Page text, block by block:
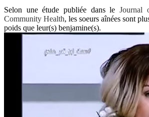
Selon une étude publiée dans le Journal
Community Health, les soeurs aînées sont
poids que leur(s) benjamine(s).